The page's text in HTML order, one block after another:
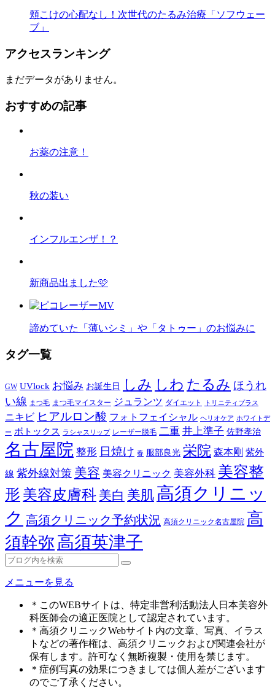
頬こけの心配なし！次世代のたるみ治療「ソフウェー
ブ」
アクセスランキング
まだデータがありません。
おすすめの記事
お薬の注意！
秋の装い
インフルエンザ！？
新商品出ました🩷
諦めていた「薄いシミ」や「タトゥー」のお悩みに
タグ一覧
GW UVlock お悩み お誕生日 しみ しわ たるみ ほうれ
い線
まつ毛 まつ毛マイスター ジュランツ ダイエット トリニティプラス
ニキビ ヒアルロン酸 フォトフェイシャル ヘリオケア ホワイトデ
ー ボトックス ラシャスリップ レーザー脱毛 二重 井上準子 佐野孝治
名古屋院 整形 日焼け 春 服部良光 栄院 森本剛 紫外
線 紫外線対策 美容 美容クリニック 美容外科 美容整
形 美容皮膚科 美白 美肌 高須クリニッ
ク 高須クリニック予約状況 高須クリニック名古屋院 高
須幹弥 高須英津子
メニューを見る
＊このWEBサイトは、特定非営利活動法人日本美容外
科医師会の適正医院として認定されています。
＊高須クリニックWebサイト内の文章、写真、イラス
トなどの著作権は、高須クリニックおよび関連会社が
保有します。許可なく無断複製・使用を禁じます。
＊症例写真の効果につきましては個人差がございます
のでご了承ください。